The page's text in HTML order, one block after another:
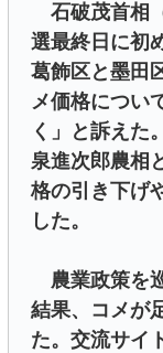
石破茂首相
選最終日に初
葛飾区と墨田
メ価格につい
く」と訴えた
泉進次郎農相
格の引き下げ
した。
農業政策を
結果、コメが
た。交流サイ